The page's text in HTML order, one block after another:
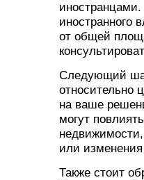
иностранного
от общей
Следующий
относительно
на ваше
могут
или изменения
Также стоит